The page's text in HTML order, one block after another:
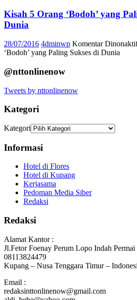
Kisah 5 Orang ‘Bodoh’ yang
Dunia
28/07/2016 4dminwp Komentar
‘Bodoh’ yang Paling Sukses di Dunia
@nttonlinenow
Tweets by nttonlinenow
Kategori
Kategori
Informasi
Hotel di Flores
Hotel di Kupang
Kerjasama
Pedoman Media Siber
Redaksi
Redaksi
Alamat Kantor :
Jl.Fetor Foenay Perum Lopo Indah
08113824479
Kupang – Nusa Tenggara Timur –
Email :
redaksinttonlinenow@gmail.com